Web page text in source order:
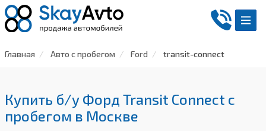
Главная Авто с пробегом Ford transit-connect
Купить б/у Форд Transit Connect с
пробегом в Москве